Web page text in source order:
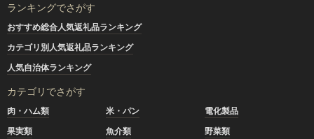
ランキングでさがす
おすすめ総合人気返礼品ランキング
カテゴリ別人気返礼品ランキング
人気自治体ランキング
カテゴリでさがす
肉・ハム類 米・パン
電化製品
果実類
魚介類
野菜類